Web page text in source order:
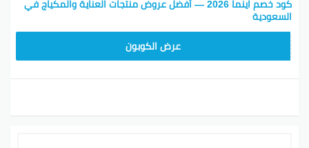
كود خصم اينما 2026 — أفضل عروض منتجات العناية والمكياج في
السعودية
عرض الكوبون